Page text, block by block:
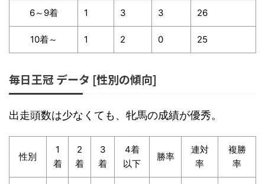
6～9着 1 3 3 26
10着～ 1 2 0 25
毎日王冠 データ [性別の傾向]
出走頭数は少なくても、牝馬の成績が優秀。
性別
1
着
2
着
3
着
4着
以下
勝率
連対
率
複勝
率